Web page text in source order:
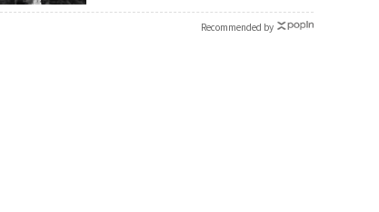
Recommended by